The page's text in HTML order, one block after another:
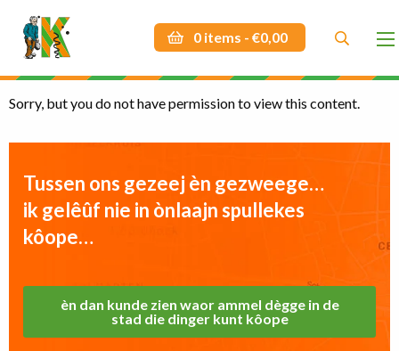
0 items - €0,00
Zoek
Dokmardeurs Bustour – muntenpakket 5 stuks
Sorry, but you do not have permission to view this content.
Tussen ons gezeej èn gezweege…
ik gelêûf nie in ònlaajn spullekes
kôope…
èn dan kunde zien waor ammel dègge in de
stad die dinger kunt kôope